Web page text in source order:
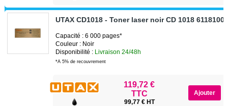
UTAX CD1018 - Toner laser noir CD 1018
Capacité : 6 000 pages*
Couleur : Noir
Disponibilité : Livraison 24/48h
*A 5% de recouvrement
119,72 €
TTC
99,77 € HT